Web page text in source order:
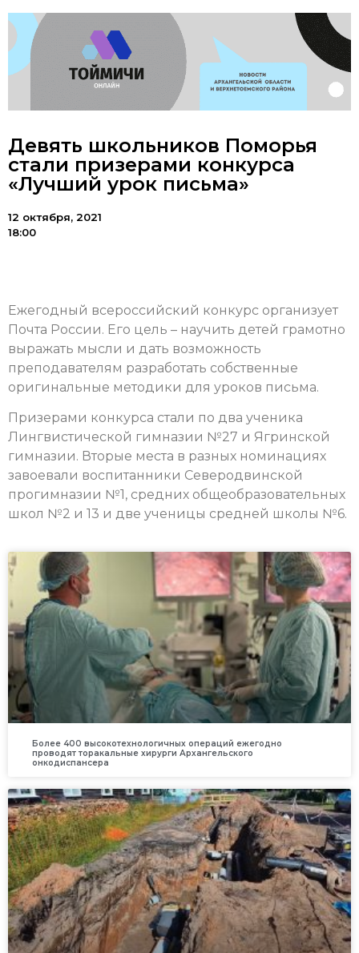
Девять школьников Поморья
стали призерами конкурса
«Лучший урок письма»
12 октября, 2021
18:00
Ежегодный всероссийский конкурс организует
Почта России. Его цель – научить детей грамотно
выражать мысли и дать возможность
преподавателям разработать собственные
оригинальные методики для уроков письма.
Призерами конкурса стали по два ученика
Лингвистической гимназии №27 и Ягринской
гимназии. Вторые места в разных номинациях
завоевали воспитанники Северодвинской
прогимназии №1, средних общеобразовательных
школ №2 и 13 и две ученицы средней школы №6.
Более 400 высокотехнологичных операций ежегодно
проводят торакальные хирурги Архангельского
онкодиспансера